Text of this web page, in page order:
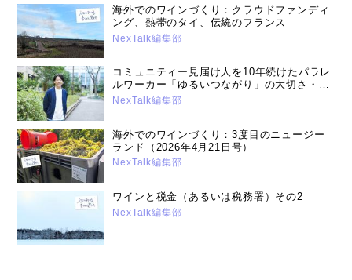
海外でのワインづくり：クラウドファンディ
ング、熱帯のタイ、伝統のフランス
NexTalk編集部
コミュニティー見届け人を10年続けたパラレ
ルワーカー「ゆるいつながり」の大切さ・高
嶋 大介さん（2026年4月21日号）
NexTalk編集部
海外でのワインづくり：3度目のニュージー
ランド（2026年4月21日号）
NexTalk編集部
ワインと税金（あるいは税務署）その2
NexTalk編集部